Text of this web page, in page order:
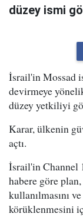
düzey ismi
İsrail'in Mossad
devirmeye
düzey yetkiliyi
Karar, ülkenin
açtı.
İsrail'in Channel
habere göre
kullanılmasını
körüklenmesini